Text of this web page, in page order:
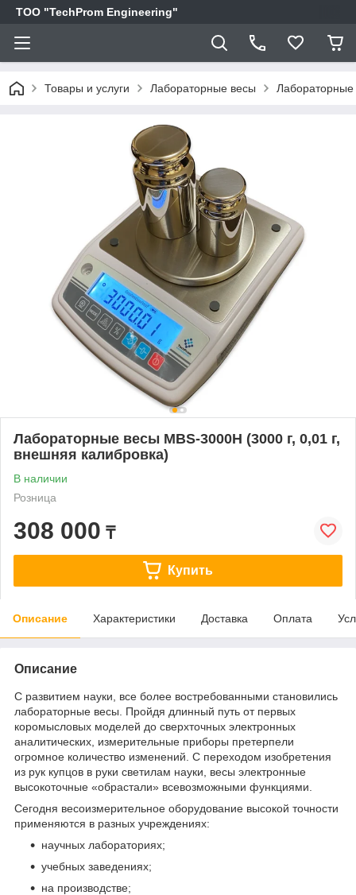
ТОО "TechProm Engineering"
Товары и услуги Лабораторные весы Лабораторные
Лабораторные весы MBS-3000H (3000 г, 0,01 г,
внешняя калибровка)
В наличии
Розница
308 000 ₸
Купить
Описание Характеристики Доставка Оплата
Описание
С развитием науки, все более востребованными становились
лабораторные весы. Пройдя длинный путь от первых
коромысловых моделей до сверхточных электронных
аналитических, измерительные приборы претерпели
огромное количество изменений. С переходом изобретения
из рук купцов в руки светилам науки, весы электронные
высокоточные «обрастали» всевозможными функциями.
Сегодня весоизмерительное оборудование высокой точности
применяются в разных учреждениях:
научных лабораториях;
учебных заведениях;
на производстве;